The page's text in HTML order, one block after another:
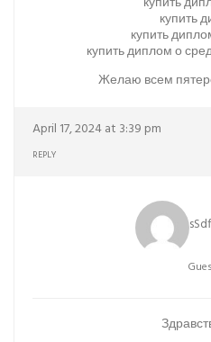
купить
купить
купить диплом о
Желаю всем
April 17, 2024 at 3:39 pm
REPLY